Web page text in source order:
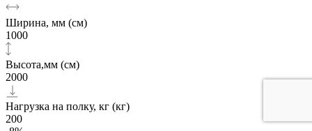
Ширина, мм (см)
1000
Высота,мм (см)
2000
Нагрузка на полку, кг (кг)
200